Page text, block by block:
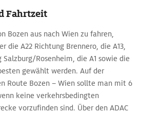
Fahrtzeit
Bozen aus nach Wien zu fahren,
die A22 Richtung Brennero, die A13,
Salzburg/Rosenheim, die A1 sowie die
gewählt werden. Auf der
Route Bozen – Wien sollte man mit 6
keine verkehrsbedingten
vorzufinden sind. Über den ADAC